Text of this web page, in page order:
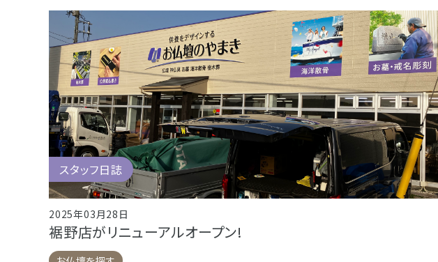
スタッフ日誌
2025年03月28日
裾野店がリニューアルオープン!